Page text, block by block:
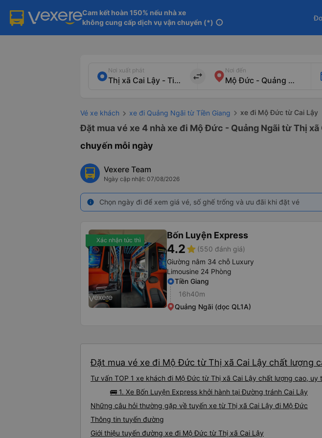
Cam kết hoàn 150% nếu nhà xe
không cung cấp dịch vụ vận chuyển (*) info
Nơi xuất phát
import_export
Nơi đến
Vé xe khách xe đi Quảng Ngãi từ Tiền Giang xe đi Mộ Đức từ Cai Lậy
Đặt mua vé xe 4 nhà xe đi Mộ Đức - Quảng Ngãi từ Thị
chuyến mỗi ngày
Vexere Team
Ngày cập nhật: 07/08/2026
info Chọn ngày đi để xem giá vé, số ghế trống và ưu đãi khi đặt vé
Xác nhận tức thì Bốn Luyện Express
4.2star (550 đánh giá)
Giường nằm 34 chỗ Luxury
Limousine 24 Phòng
Tiền Giang
16h40m
Quảng Ngãi (dọc QL1A)
Đặt mua vé xe đi Mộ Đức từ Thị xã Cai Lậy chất lượng
Tư vấn TOP 1 xe khách đi Mộ Đức từ Thị xã Cai Lậy chất lượng cao, uy
🚌 1. Xe Bốn Luyện Express khởi hành tại Đường tránh Cai Lậy
Những câu hỏi thường gặp về tuyến xe từ Thị xã Cai Lậy đi Mộ Đức
Thông tin tuyến đường
Giới thiệu tuyến đường xe đi Mộ Đức từ Thị xã Cai Lậy